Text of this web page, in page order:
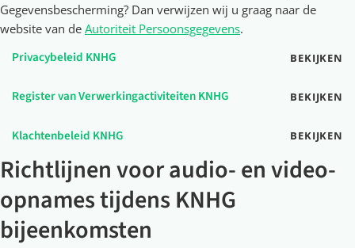
Gegevensbescherming? Dan verwijzen wij u graag naar de
website van de Autoriteit Persoonsgegevens.
Privacybeleid KNHG BEKIJKEN
Register van Verwerkingactiviteiten KNHG BEKIJKEN
Klachtenbeleid KNHG BEKIJKEN
Richtlijnen voor audio- en video-
opnames tijdens KNHG
bijeenkomsten